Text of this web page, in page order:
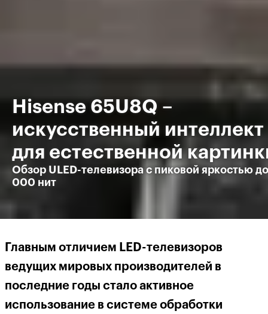
Hisense 65U8Q –
искусственный интеллект
для естественной
Обзор ULED-телевизора с пиковой яркостью
000 нит
Главным отличием L ED-телевизоров
ведущих мировых производителей в
последние годы стало активное
использование в системе обработки